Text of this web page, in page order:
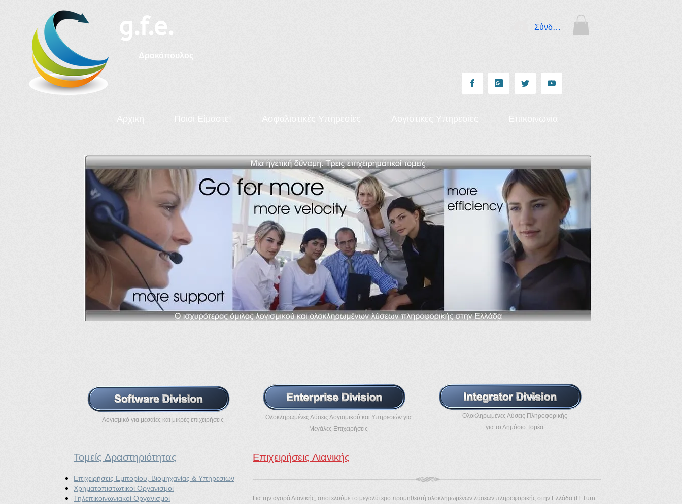
g.f.e. Σύνδεση
Δ​ρακόπουλος
Αρχική Ποιοί Είμαστε! Ασφαλιστικές Υπηρεσίες Λογιστικές Υπηρεσίες Επικοινωνία
Λογισμικό για μεσαίες και μικρές επιχειρήσεις
Ολοκληρωμένες Λύσεις Λογισμικού και Υπηρεσιών για
Μεγάλες Επιχειρήσεις
Ολοκληρωμένες Λύσεις Πληροφορικής
για το Δημόσιο Τομέα
Τομείς Δραστηριότητας
Επιχειρήσεις Εμπορίου, Βιομηχανίας & Υπηρεσιών
Χρηματοπιστωτικοί Οργανισμοί
Τηλεπικοινωνιακοί Οργανισμοί
Επιχειρήσεις Λιανικής
Για την αγορά Λιανικής, αποτελούμε το μεγαλύτερο προμηθευτή ολοκληρωμένων λύσεων πληροφορικής στην Ελλάδα (IT Turn